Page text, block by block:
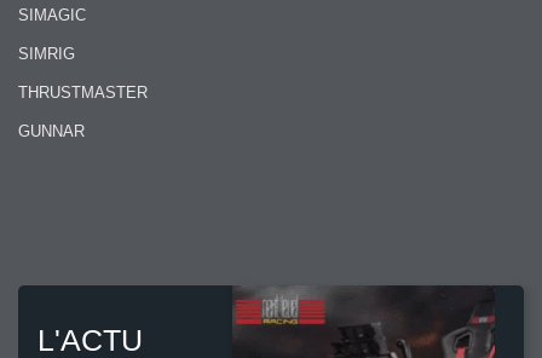
SIMAGIC
SIMRIG
THRUSTMASTER
GUNNAR
L'ACTU